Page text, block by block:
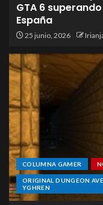
GTA 6
España
25 junio, 2026
COLUMNA GAMER
ORIGINAL DUNGEON
YGHREN